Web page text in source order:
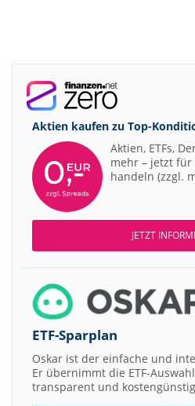
Aktien kaufen zu Top-
Aktien, ETFs,
mehr – jetzt für
handeln (zzgl.
JETZT
ETF-Sparplan
Oskar ist der einfache und
Er übernimmt die ETF-
transparent und